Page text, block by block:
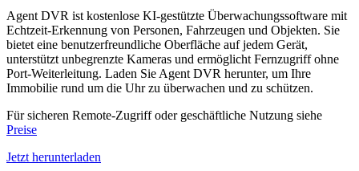
Agent DVR ist kostenlose KI-gestützte Überwachungssoftware mit
Echtzeit-Erkennung von Personen, Fahrzeugen und Objekten. Sie
bietet eine benutzerfreundliche Oberfläche auf jedem Gerät,
unterstützt unbegrenzte Kameras und ermöglicht Fernzugriff ohne
Port-Weiterleitung. Laden Sie Agent DVR herunter, um Ihre
Immobilie rund um die Uhr zu überwachen und zu schützen.
Für sicheren Remote-Zugriff oder geschäftliche Nutzung siehe
Preise
Jetzt herunterladen